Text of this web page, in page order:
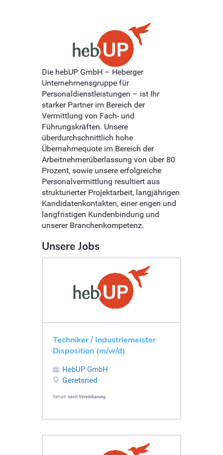
Die hebUP GmbH – Heberger
Unternehmensgruppe für
Personaldienstleistungen – ist Ihr
starker Partner im Bereich der
Vermittlung von Fach- und
Führungskräften. Unsere
überdurchschnittlich hohe
Übernahmequote im Bereich der
Arbeitnehmerüberlassung von über 80
Prozent, sowie unsere erfolgreiche
Personalvermittlung resultiert aus
strukturierter Projektarbeit, langjährigen
Kandidatenkontakten, einer engen und
langfristigen Kundenbindung und
unserer Branchenkompetenz.
Unsere Jobs
Techniker / Industriemeister
Disposition (m/w/d)
HebUP GmbH
Geretsried
Gehalt: nach Vereinbarung